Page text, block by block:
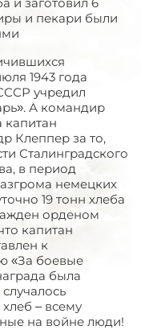
и пекари были
1943 года
учредил
А командир
капитан
Клеппер за то,
Сталинградского
в период
немецких
19 тонн хлеба
орденом
капитан
к
«За боевые
была
– всему
на войне люди!